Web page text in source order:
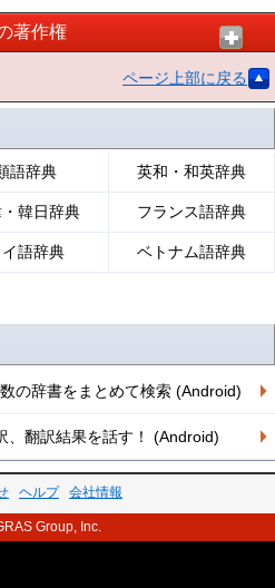
著作権
ページ上部に戻る
語辞典 英和・和英辞典
・韓日辞典 フランス語辞典
イ語辞典 ベトナム語辞典
の辞書をまとめて検索 (Android)
、翻訳結果を話す！ (Android)
ヘルプ 会社情報
Group, Inc.